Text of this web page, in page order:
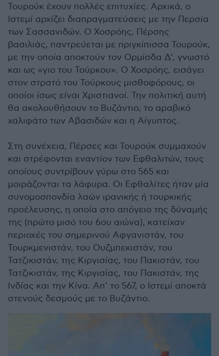
Τουρούκ έχουν πολλές επιτυχίες. Αρχικά, ο
Ιστεμί αρχίζει διαπραγματεύσεις με την Περσία
των Σασσανιδών. Ο Χοσρόης, Πέρσης
βασιλιάς, παντρεύεται με πριγκίπισσα Τουρούκ,
με την οποία αποκτούν τον Ορμίσδα Δ’, γνωστό
και ως «γιο του Τούρκου». Ο Χοσρόης, εισάγει
στον στρατό του Τούρκους μισθοφόρους, οι
οποίοι ίσως είναι Χριστιανοί. Την πολιτική αυτή
θα ακολουθήσουν το Βυζάντιο, το αραβικό
χαλιφάτο των Αβασιδών και η Αίγυπτος.
Στη συνέχεια, Πέρσες και Τουρούκ συμμαχούν
και στρέφονται εναντίον των Εφθαλιτών, τους
οποίους συντρίβουν γύρω στο 565 και
μοιράζονται τα λάφυρα. Οι Εφθαλίτες ήταν μία
συνομοσπονδία λαών ιρανικής ή τουρκικής
προέλευσης, η οποία στο απόγειο της δύναμής
της (πρώτο μισό του 6ου αιώνα), κατείχαν
περιοχές του σημερινού Αφγανιστάν, του
Τουρκμενιστάν, του Ουζμπεκιστάν, του
Τατζικιστάν, της Κιργισίας, του Πακιστάν, του
Τατζικιστάν, της Κιργισίας, του Πακιστάν, της
Ινδίας και την Κίνα. Απ’ το 567, ο Ιστεμί αποκτά
στενούς δεσμούς με το Βυζάντιο.